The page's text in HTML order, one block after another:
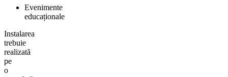
Evenimente
educaționale
Instalarea
trebuie
realizată
pe
o